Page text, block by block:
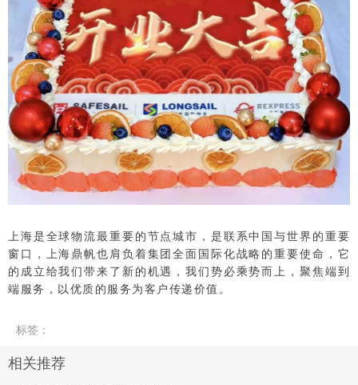
上海是全球物流最重要的节点城市，是联系中国与世界的重要
窗口，上海鼎帆也肩负着集团全面国际化战略的重要使命，它
的成立给我们带来了新的机遇，我们势必乘势而上，聚焦端到
端服务，以优质的服务为客户传递价值。
标签 ：
相关推荐